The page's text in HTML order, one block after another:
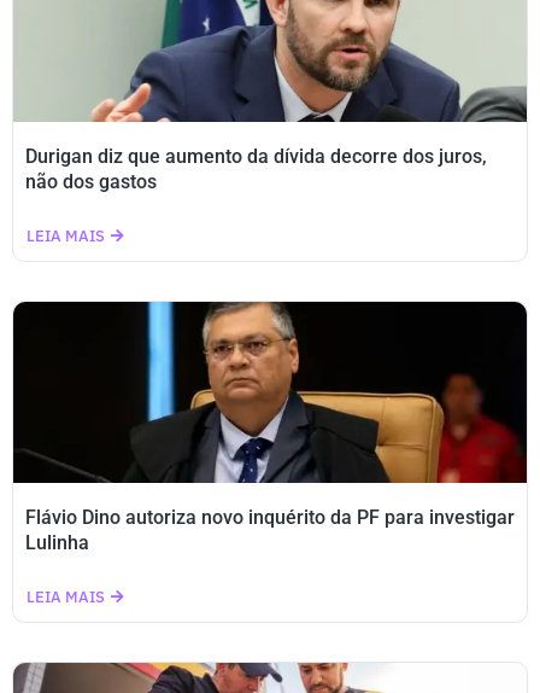
Durigan diz que aumento da dívida decorre dos juros,
não dos gastos
LEIA MAIS
Flávio Dino autoriza novo inquérito da PF para investigar
Lulinha
LEIA MAIS